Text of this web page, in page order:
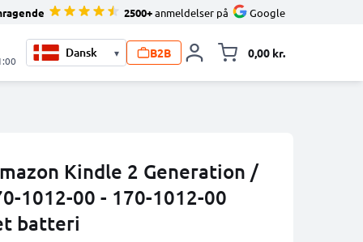
2500+anmeldelser på Google
▾ B2B 0,00 kr.
Kindle 2 Generation /
1012-00 - 170-1012-00
batteri